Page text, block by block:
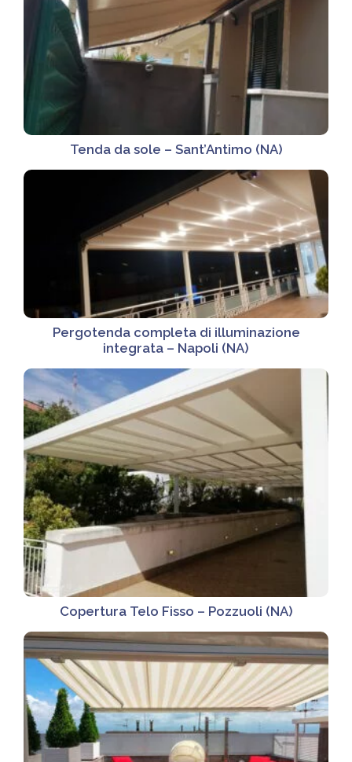
Tenda da sole – Sant’Antimo (NA)
Pergotenda completa di illuminazione
integrata – Napoli (NA)
Copertura Telo Fisso – Pozzuoli (NA)